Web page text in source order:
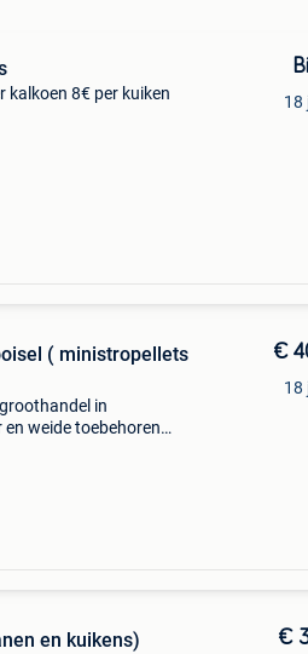
kalkoen 8€ per kuiken
18
( ministropellets
in
weide toebehoren
€
18
en kuikens) €